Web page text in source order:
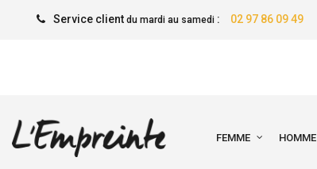
Service client du mardi au samedi: 02 97 86 09 49
FEMME HOMME